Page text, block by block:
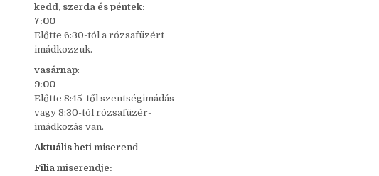
kedd, szerda és péntek:
7:00
Előtte 6:30-tól a rózsafüzért
imádkozzuk.
vasárnap:
9:00
Előtte 8:45-től szentségimádás
vagy 8:30-tól rózsafüzér-
imádkozás van.
Aktuális heti miserend
Filia miserendje: